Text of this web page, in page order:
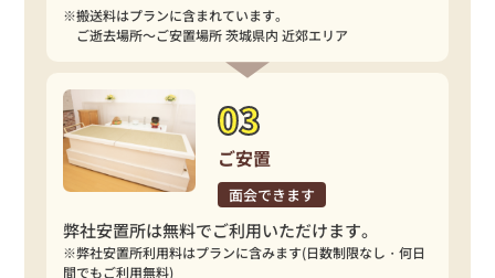
※搬送料はプランに含まれています。
ご逝去場所～ご安置場所 茨城県内 近郊エリア
ご安置
面会できます
弊社安置所は無料でご利用いただけます。
※弊社安置所利用料はプランに含みます(日数制限なし・何日
間でもご利用無料)